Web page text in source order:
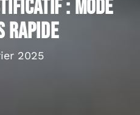
: mode
rapide
2025